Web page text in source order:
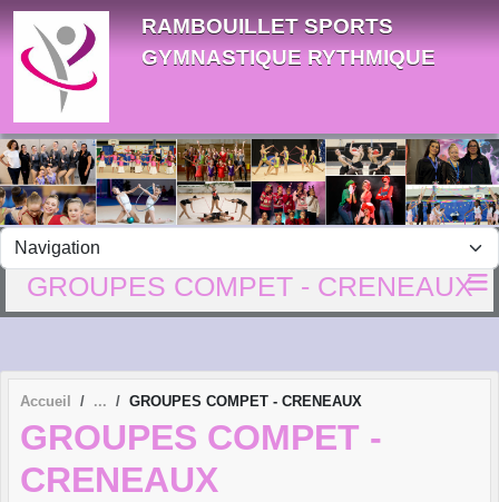
RAMBOUILLET SPORTS
GYMNASTIQUE RYTHMIQUE
GROUPES COMPET - CRENEAUX
Accueil GROUPES COMPET - CRENEAUX
GROUPES COMPET -
CRENEAUX
Panneau de gestion des cookies